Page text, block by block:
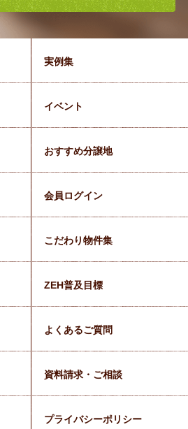
実例集
イベント
おすすめ分譲地
会員ログイン
こだわり物件集
ZEH普及目標
よくあるご質問
資料請求・ご相談
プライバシーポリシー